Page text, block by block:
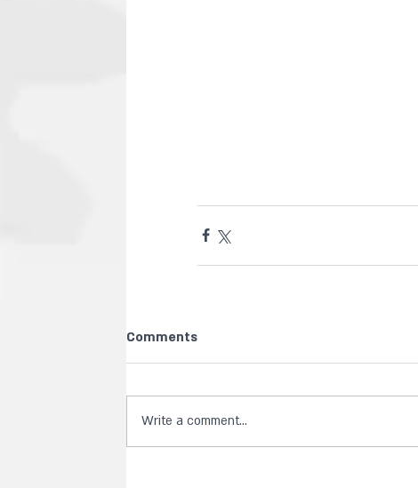
Comments
Write a comment...